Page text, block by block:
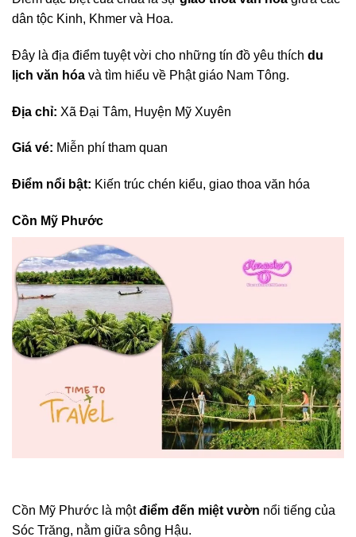
dân tộc Kinh, Khmer và Hoa.
Đây là địa điểm tuyệt vời cho những tín đồ yêu thích du
lịch văn hóa và tìm hiểu về Phật giáo Nam Tông.
Địa chỉ: Xã Đại Tâm, Huyện Mỹ Xuyên
Giá vé: Miễn phí tham quan
Điểm nổi bật: Kiến trúc chén kiểu, giao thoa văn hóa
Cồn Mỹ Phước
Cồn Mỹ Phước là mộtđiểm đến miệt vườn nổi tiếng của
Sóc Trăng, nằm giữa sông Hậu.